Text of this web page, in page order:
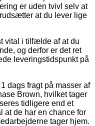
er uden tvivl selv at
at du lever lige
vital i tilfælde af at du
og derfor er det ret
leveringstidspunkt på
dags fragt på masser af
Brown, hvilket tager
tidligere end et
at de har en chance for
tager hjem.